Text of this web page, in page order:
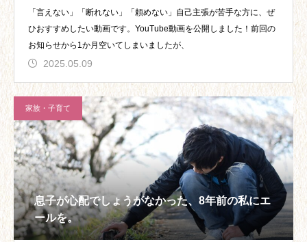
「言えない」「断れない」「頼めない」自己主張が苦手な方に、ぜ
ひおすすめしたい動画です。YouTube動画を公開しました！前回の
お知らせから1か月空いてしまいましたが、
2025.05.09
家族・子育て
息子が心配でしょうがなかった、8年前の私にエ
ールを。